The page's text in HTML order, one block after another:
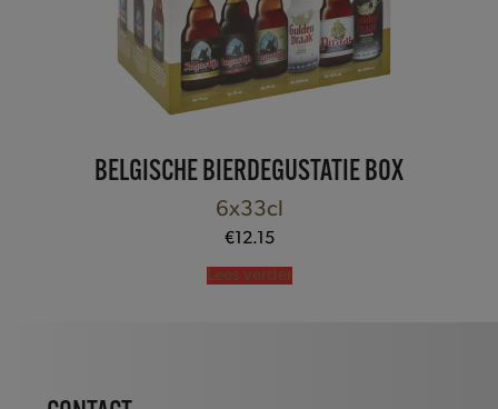
BELGISCHE BIERDEGUSTATIE BOX
6x33cl
€12.15
Lees verder